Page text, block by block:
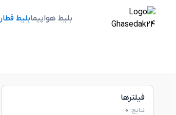
بلیط هواپیمابلیط قطار
فیلترها
نتایج: 0